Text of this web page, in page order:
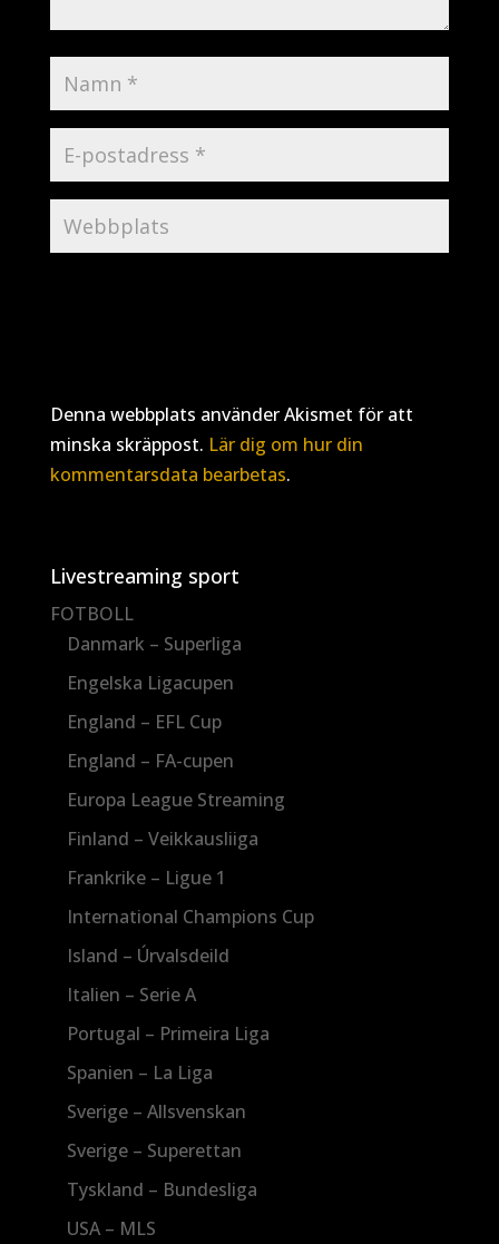
Denna webbplats använder Akismet för att
minska skräppost. Lär dig om hur din
kommentarsdata bearbetas.
Livestreaming sport
FOTBOLL
Danmark – Superliga
Engelska Ligacupen
England – EFL Cup
England – FA-cupen
Europa League Streaming
Finland – Veikkausliiga
Frankrike – Ligue 1
International Champions Cup
Island – Úrvalsdeild
Italien – Serie A
Portugal – Primeira Liga
Spanien – La Liga
Sverige – Allsvenskan
Sverige – Superettan
Tyskland – Bundesliga
USA – MLS